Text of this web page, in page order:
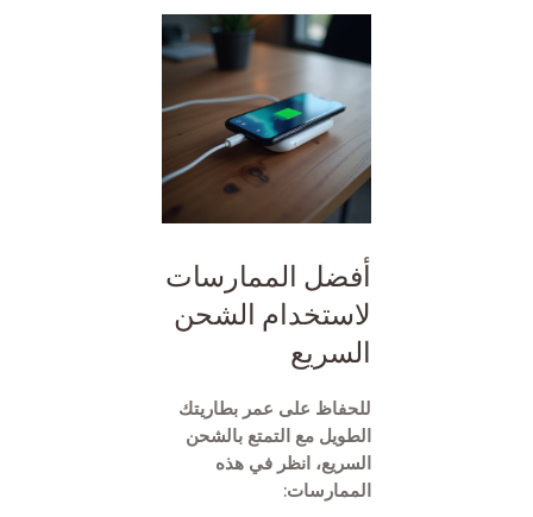
أفضل الممارسات
لاستخدام الشحن
السريع
للحفاظ على عمر بطاريتك
الطويل مع التمتع بالشحن
السريع، انظر في هذه
الممارسات: